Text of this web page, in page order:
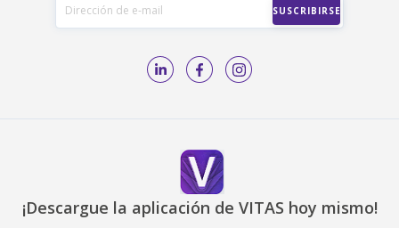
¡Descargue la aplicación de VITAS hoy mismo!